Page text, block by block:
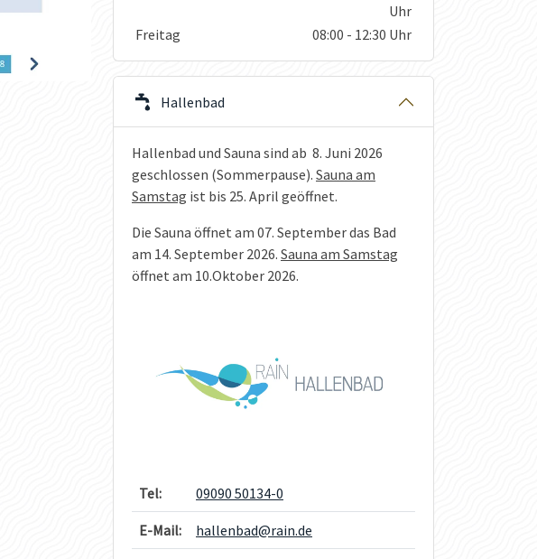
Uhr
Freitag
08:00 - 12:30 Uhr
Hallenbad
Hallenbad und Sauna sind ab 8. Juni 2026
geschlossen (Sommerpause). Sauna am
Samstag ist bis 25. April geöffnet.
Die Sauna öffnet am 07. September das Bad
am 14. September 2026. Sauna am Samstag
öffnet am 10.Oktober 2026.
Tel: 09090 50134-0
E-Mail: hallenbad@rain.de